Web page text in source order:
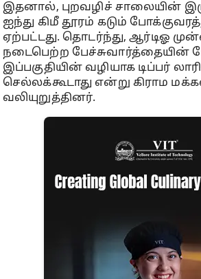
இதனால், புறவழிச் சாலையின்
ஐந்து கிமீ தூரம் கடும்
ஏற்பட்டது. தொடர்ந்து, ஆர்டிஓ
நடைபெற்ற பேச்சுவார்த்தையின்
இப்பகுதியின் வழியாக டிப்பர்
செல்லக்கூடாது என்று கிராம
வலியுறுத்தினர்.